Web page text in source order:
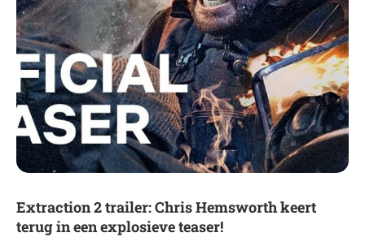
Extraction 2 trailer: Chris Hemsworth keert
terug in een explosieve teaser!